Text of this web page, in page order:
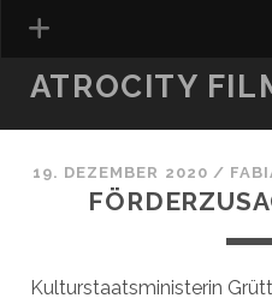
ATROCITY
19. DEZEMBER 2020 /
Kulturstaatsministerin